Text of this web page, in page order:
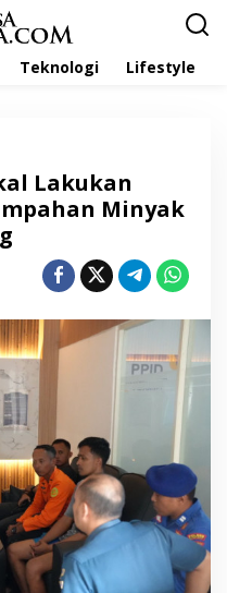
Teknologi Lifestyle
Lakukan
Minyak